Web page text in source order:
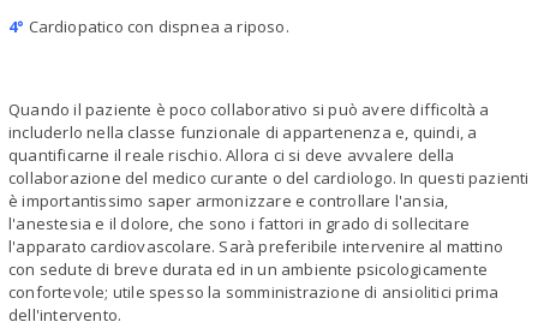
4° Cardiopatico con dispnea a riposo.
Quando il paziente è poco collaborativo si può avere difficoltà a
includerlo nella classe funzionale di appartenenza e, quindi, a
quantificarne il reale rischio. Allora ci si deve avvalere della
collaborazione del medico curante o del cardiologo. In questi pazienti
è importantissimo saper armonizzare e controllare l'ansia,
l'anestesia e il dolore, che sono i fattori in grado di sollecitare
l'apparato cardiovascolare. Sarà preferibile intervenire al mattino
con sedute di breve durata ed in un ambiente psicologicamente
confortevole; utile spesso la somministrazione di ansiolitici prima
dell'intervento.